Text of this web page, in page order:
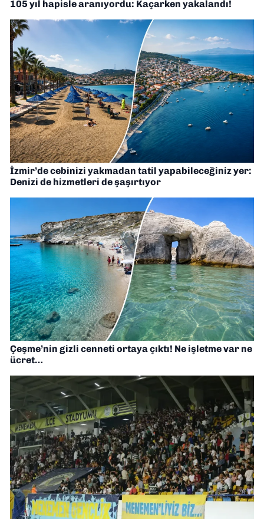
105 yıl hapisle aranıyordu: Kaçarken yakalandı!
İzmir’de cebinizi yakmadan tatil yapabileceğiniz yer:
Denizi de hizmetleri de şaşırtıyor
Çeşme’nin gizli cenneti ortaya çıktı! Ne işletme var ne
ücret…